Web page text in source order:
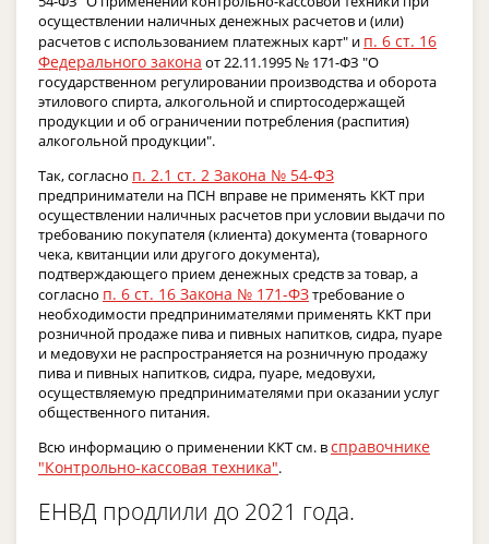
осуществлении наличных денежных расчетов и (или)
расчетов с использованием платежных карт" и п. 6 ст. 16
Федерального закона от 22.11.1995 № 171-ФЗ "О
государственном регулировании производства и оборота
этилового спирта, алкогольной и спиртосодержащей
продукции и об ограничении потребления (распития)
алкогольной продукции".
Так, согласно п. 2.1 ст. 2 Закона № 54-ФЗ
предприниматели на ПСН вправе не применять ККТ при
осуществлении наличных расчетов при условии выдачи по
требованию покупателя (клиента) документа (товарного
чека, квитанции или другого документа),
подтверждающего прием денежных средств за товар, а
согласно п. 6 ст. 16 Закона № 171-ФЗтребование о
необходимости предпринимателями применять ККТ при
розничной продаже пива и пивных напитков, сидра, пуаре
и медовухи не распространяется на розничную продажу
пива и пивных напитков, сидра, пуаре, медовухи,
осуществляемую предпринимателями при оказании услуг
общественного питания.
Всю информацию о применении ККТ см. всправочнике
"Контрольно-кассовая техника".
ЕНВД продлили до 2021 года.